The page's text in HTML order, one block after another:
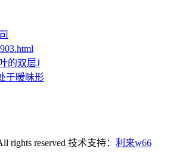
的双层J
于暧昧形
rights reserved 技术支持： 利来w66